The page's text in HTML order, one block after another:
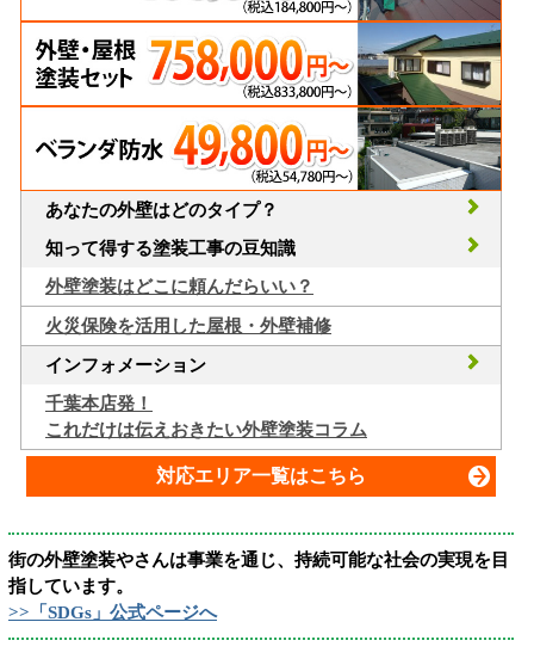
あなたの外壁はどのタイプ？
知って得する塗装工事の豆知識
外壁塗装はどこに頼んだらいい？
火災保険を活用した屋根・外壁補修
インフォメーション
千葉本店発！
これだけは伝えおきたい外壁塗装コラム
対応エリア一覧はこちら
街の外壁塗装やさんは事業を通じ、持続可能な社会の実現を目
指しています。
>>「SDGs」公式ページへ